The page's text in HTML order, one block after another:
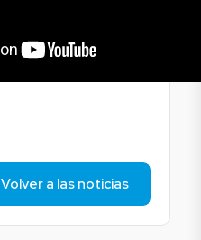
Volver a las noticias